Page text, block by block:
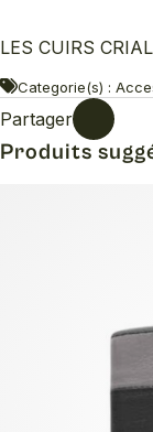
LES CUIRS
Categorie(s) :
Partager
Produits